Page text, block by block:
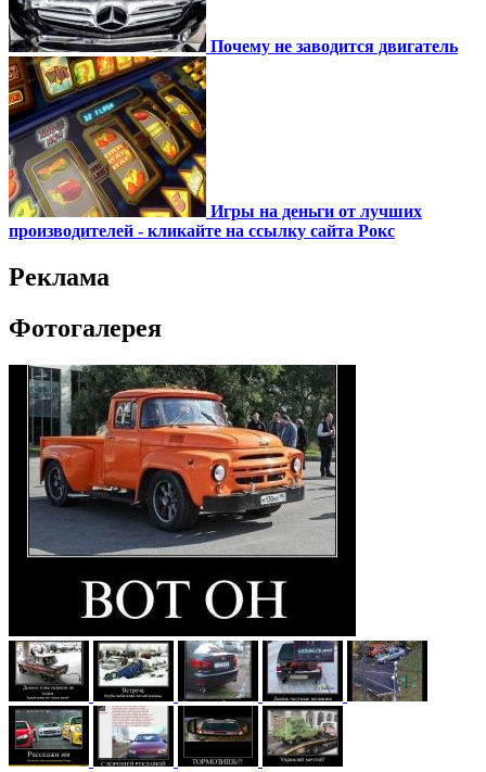
Почему не заводится двигатель
Игры на деньги от лучших
производителей - кликайте на ссылку сайта Рокс
Реклама
Фотогалерея